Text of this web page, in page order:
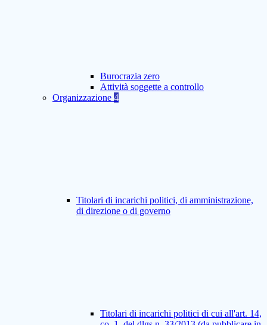
Burocrazia zero
Attività soggette a controllo
Organizzazione 4
Titolari di incarichi politici, di amministrazione,
di direzione o di governo
Titolari di incarichi politici di cui all'art. 14,